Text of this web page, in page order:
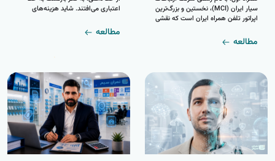
سیار ایران (MCI)، نخستین و بزرگ‌ترین
اپراتور تلفن همراه ایران است که نقشی
سیار کشور ایفا کرده است. این اپراتور
خاورمیانه و جنوب آسیا تبدیل شده
است. ...
مطالعه
اعتباری می‌افتند. شاید هزینه‌های
باشد، یا کنترل هزینه‌ها با شارژهای
محدود را ترجیح دهند. اما پاسخ به این
سیم کارت دائمی به اعتباری امکان‌پذیر
اصلی (همراه اول، ایرانسل و رایتل)
یکسان است. ...
مطالعه